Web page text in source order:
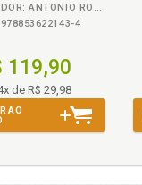
p. 310
e fixação do
COORDENADOR: ANTONIO ROBLES JR.
978853622143-4
119,90
de R$ 29,98
AO